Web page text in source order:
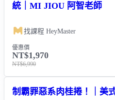
統｜MI JIOU 阿智老師
找課程 HeyMaster
優惠價
NT$1,970
NT$6,990
制霸罪惡系肉桂捲！｜美